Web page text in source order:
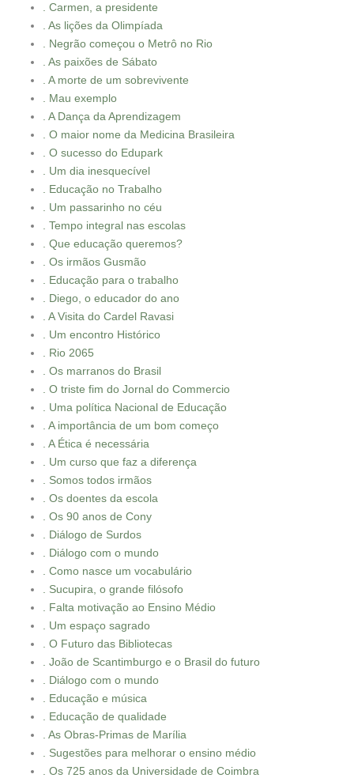
. Carmen, a presidente
. As lições da Olimpíada
. Negrão começou o Metrô no Rio
. As paixões de Sábato
. A morte de um sobrevivente
. Mau exemplo
. A Dança da Aprendizagem
. O maior nome da Medicina Brasileira
. O sucesso do Edupark
. Um dia inesquecível
. Educação no Trabalho
. Um passarinho no céu
. Tempo integral nas escolas
. Que educação queremos?
. Os irmãos Gusmão
. Educação para o trabalho
. Diego, o educador do ano
. A Visita do Cardel Ravasi
. Um encontro Histórico
. Rio 2065
. Os marranos do Brasil
. O triste fim do Jornal do Commercio
. Uma política Nacional de Educação
. A importância de um bom começo
. A Ética é necessária
. Um curso que faz a diferença
. Somos todos irmãos
. Os doentes da escola
. Os 90 anos de Cony
. Diálogo de Surdos
. Diálogo com o mundo
. Como nasce um vocabulário
. Sucupira, o grande filósofo
. Falta motivação ao Ensino Médio
. Um espaço sagrado
. O Futuro das Bibliotecas
. João de Scantimburgo e o Brasil do futuro
. Diálogo com o mundo
. Educação e música
. Educação de qualidade
. As Obras-Primas de Marília
. Sugestões para melhorar o ensino médio
. Os 725 anos da Universidade de Coimbra